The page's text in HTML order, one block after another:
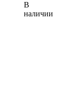
В
наличии